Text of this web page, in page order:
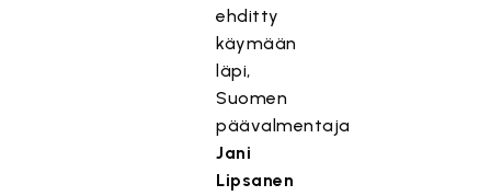
ehditty
käymään
läpi,
Suomen
päävalmentaja
Jani
Lipsanen